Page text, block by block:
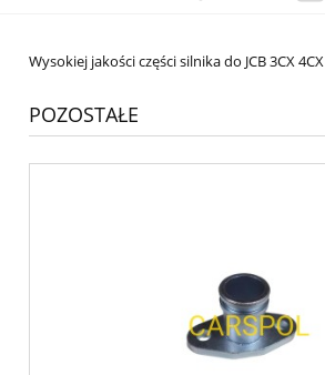
Wysokiej jakości części silnika do JCB 3CX 4CX
POZOSTAŁE